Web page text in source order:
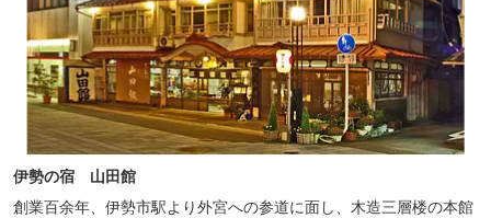
伊勢の宿 山田館
創業百余年、伊勢市駅より外宮への参道に面し、木造三層楼の本館